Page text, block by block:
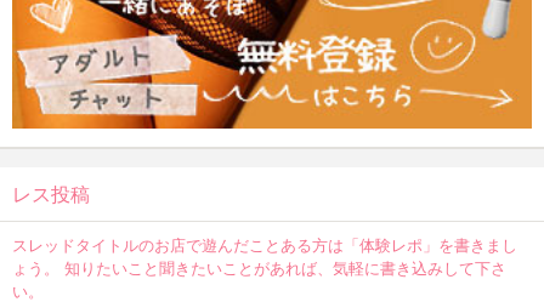
レス投稿
スレッドタイトルのお店で遊んだことある方は「体験レポ」を書きまし
ょう。 知りたいこと聞きたいことがあれば、気軽に書き込みして下さ
い。